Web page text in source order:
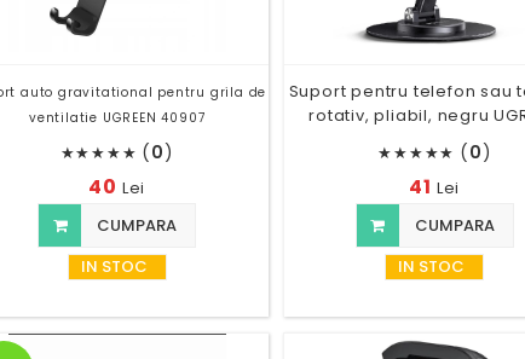
auto gravitational pentru grila de
ventilatie UGREEN 40907
★★★★★ (0)
40 Lei
CUMPARA
IN STOC
Suport pentru telefon sau
rotativ, pliabil, negru
★★★★★ (0)
41 Lei
CUMPARA
IN STOC